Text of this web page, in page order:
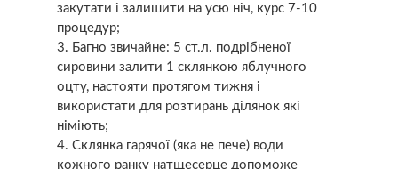
закутати і залишити на усю ніч, курс 7-10
процедур;
Багно звичайне: 5 ст.л. подрібненої
сировини залити 1 склянкою яблучного
оцту, настояти протягом тижня і
використати для розтирань ділянок які
німіють;
Склянка гарячої (яка не пече) води
кожного ранку натщесерце допоможе